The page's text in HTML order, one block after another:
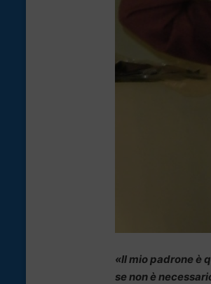
«Il mio padrone è
se non è